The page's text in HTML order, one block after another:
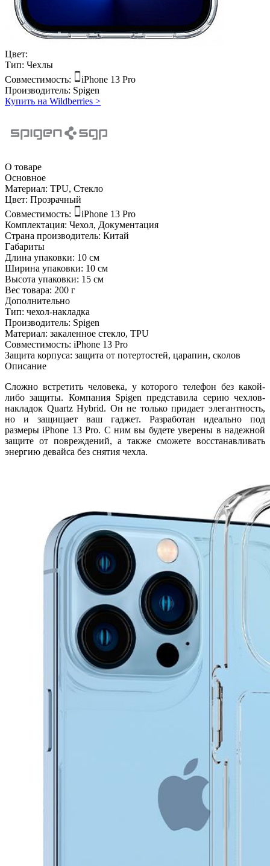
Цвет:
Тип: Чехлы
Совместимость:
iPhone 13 Pro
Производитель: Spigen
Купить на Wildberries >
О товаре
Основное
Материал: TPU, Стекло
Цвет: Прозрачный
Совместимость:
iPhone 13 Pro
Комплектация: Чехол, Документация
Страна производитель: Китай
Габариты
Длина упаковки: 10 см
Ширина упаковки: 10 см
Высота упаковки: 15 см
Вес товара: 200 г
Дополнительно
Тип: чехол-накладка
Производитель: Spigen
Материал: закаленное стекло, TPU
Совместимость: iPhone 13 Pro
Защита корпуса: защита от потертостей, царапин, сколов
Описание
Сложно встретить человека, у которого телефон без какой-
либо защиты. Компания Spigen представила серию чехлов-
накладок Quartz Hybrid. Он не только придает элегантность,
но и защищает ваш гаджет. Разработан идеально под
размеры iPhone 13 Pro. С ним вы будете уверены в надежной
защите от повреждений, а также сможете восстанавливать
энергию девайса без снятия чехла.